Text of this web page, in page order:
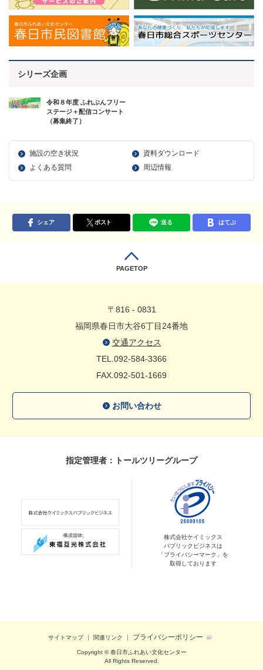
シリーズ企画
令和８年度 ふれぶんフリー
ステージ＋配信コンサート
（募集終了）
施設の空き状況
資料ダウンロード
よくある質問
周辺情報
シェア ポスト 送る はてぶ
PAGETOP
〒816 - 0831
福岡県春日市大谷6丁目24番地
交通アクセス
TEL.092-584-3366
FAX.092-501-1669
お問い合わせ
指定管理者：トールツリーグループ
株式会社ケイミックス
パブリックビジネスは
「プライバシーマーク」を
取得しております
サイトマップ 関連リンク プライバシーポリシー
Copyright © 春日市ふれあい文化センター
All Rights Reserved.